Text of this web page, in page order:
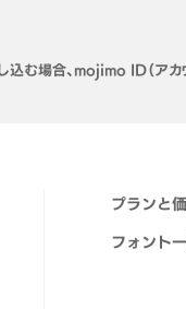
込む場合、mojimo ID（アカ
プランと
フォント